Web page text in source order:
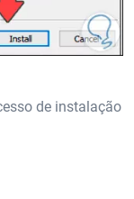
de instalação